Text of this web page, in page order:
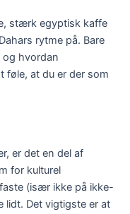
stærk egyptisk kaffe
rytme på. Bare
og hvordan
føle, at du er der som
er det en del af
for kulturel
(især ikke på ikke-
lidt. Det vigtigste er at